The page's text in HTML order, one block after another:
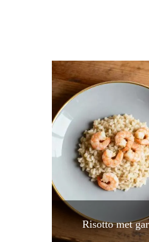
Risotto met